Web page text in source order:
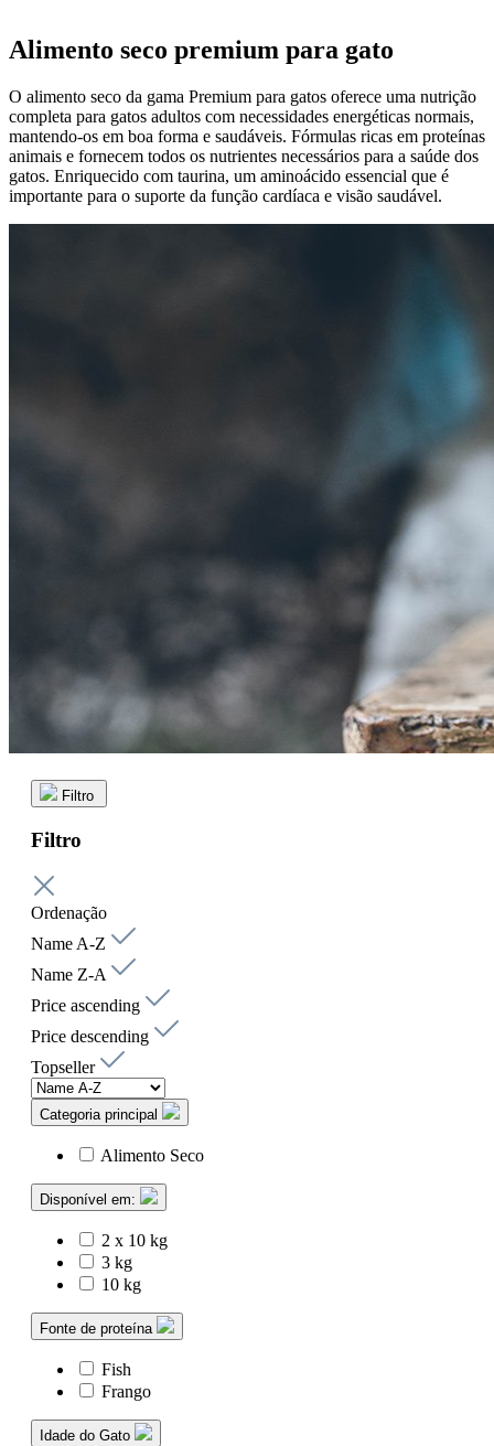
Alimento seco premium para gato
O alimento seco da gama Premium para gatos oferece uma nutrição
completa para gatos adultos com necessidades energéticas normais,
mantendo-os em boa forma e saudáveis. Fórmulas ricas em proteínas
animais e fornecem todos os nutrientes necessários para a saúde dos
gatos. Enriquecido com taurina, um aminoácido essencial que é
importante para o suporte da função cardíaca e visão saudável.
Filtro
Filtro
Ordenação
Name A-Z
Name Z-A
Price ascending
Price descending
Topseller
Categoria principal
Alimento Seco
Disponível em:
2 x 10 kg
3 kg
10 kg
Fonte de proteína
Fish
Frango
Idade do Gato